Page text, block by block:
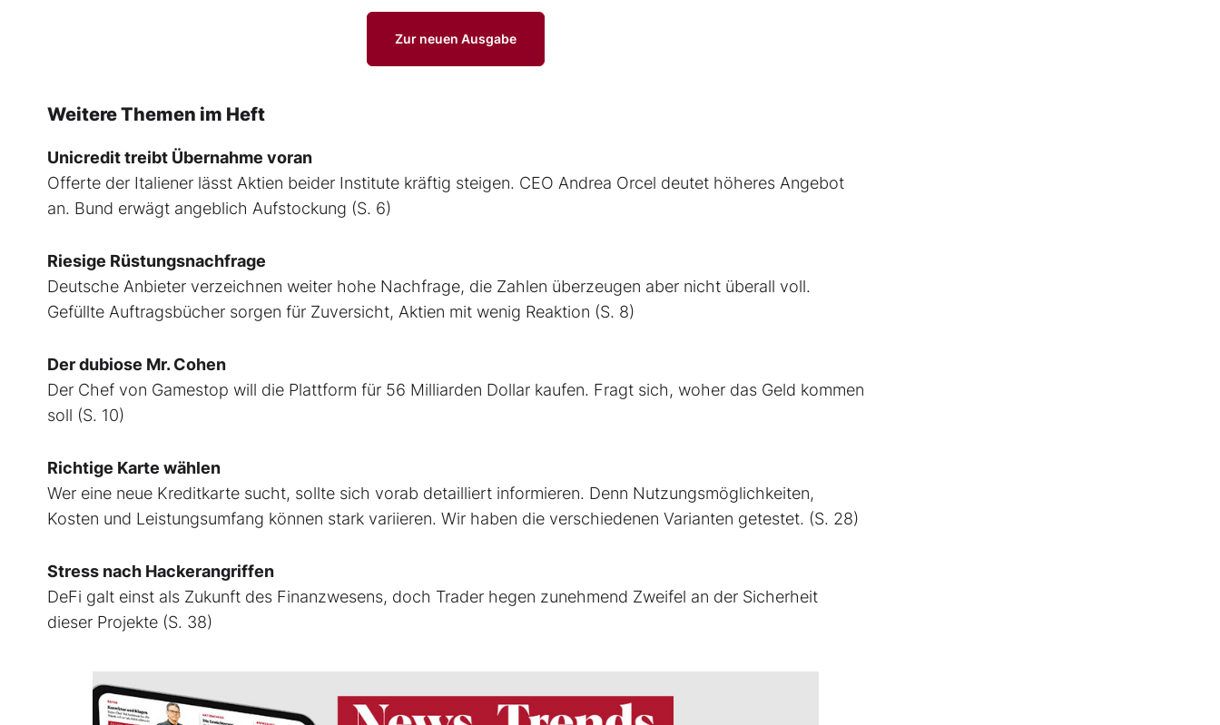
Zur neuen Ausgabe
Weitere Themen im Heft
Unicredit treibt Übernahme voran
Offerte der Italiener lässt Aktien beider Institute kräftig steigen. CEO Andrea Orcel deutet höheres Angebot
an. Bund erwägt angeblich Aufstockung (S. 6)
Riesige Rüstungsnachfrage
Deutsche Anbieter verzeichnen weiter hohe Nachfrage, die Zahlen überzeugen aber nicht überall voll.
Gefüllte Auftragsbücher sorgen für Zuversicht, Aktien mit wenig Reaktion (S. 8)
Der dubiose Mr. Cohen
Der Chef von Gamestop will die Plattform für 56 Milliarden Dollar kaufen. Fragt sich, woher das Geld kommen
soll (S. 10)
Richtige Karte wählen
Wer eine neue Kreditkarte sucht, sollte sich vorab detailliert informieren. Denn Nutzungsmöglichkeiten,
Kosten und Leistungsumfang können stark variieren. Wir haben die verschiedenen Varianten getestet. (S. 28)
Stress nach Hackerangriffen
DeFi galt einst als Zukunft des Finanzwesens, doch Trader hegen zunehmend Zweifel an der Sicherheit
dieser Projekte (S. 38)